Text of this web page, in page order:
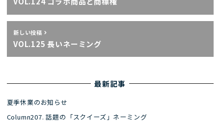
新しい投稿
VOL.125 長いネーミング
最新記事
夏季休業のお知らせ
Column207. 話題の「スクイーズ」ネーミング